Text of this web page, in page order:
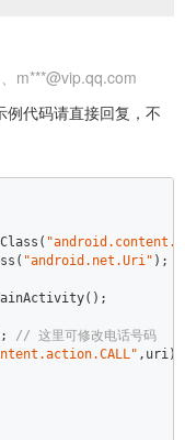
、 m***@vip.qq.com
代码请直接回复，不
"android.net.Uri" );
// 这里可修改电话号码